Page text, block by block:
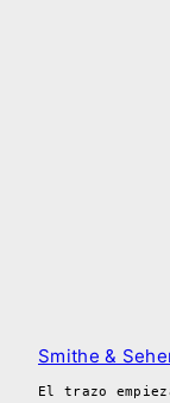
Smithe &
El trazo